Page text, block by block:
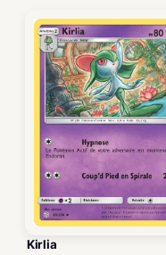
Kirlia